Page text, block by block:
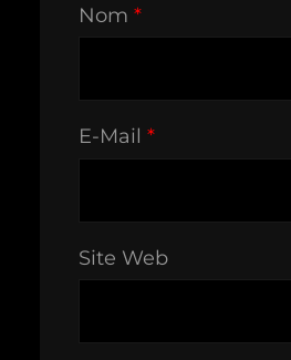
Nom *
E-Mail *
Site Web